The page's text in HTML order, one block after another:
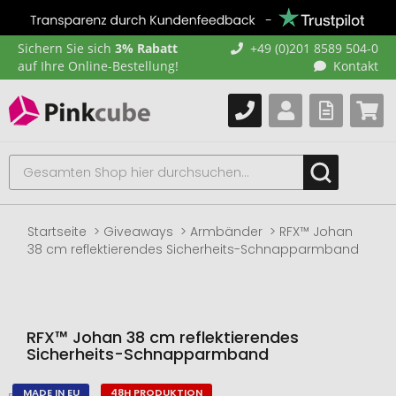
Sichern Sie sich 3% Rabatt
auf Ihre Online-Bestellung!
+49 (0)201 8589 504-0
Kontakt
Startseite Giveaways Armbänder
RFX™ Johan
38 cm reflektierendes Sicherheits-Schnapparmband
RFX™ Johan 38 cm reflektierendes
Sicherheits-Schnapparmband
MADE IN EU 48H PRODUKTION